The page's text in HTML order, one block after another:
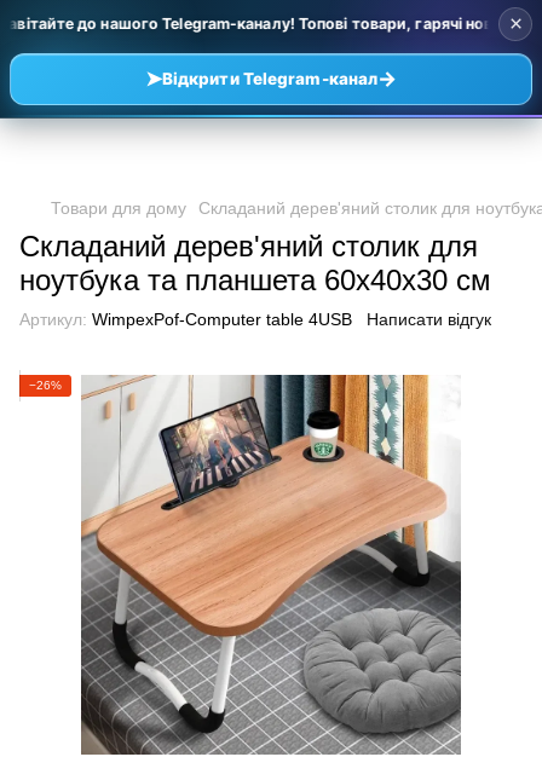
до нашого Telegram-каналу! Топові товари, гарячі новинки
➤Відкрити Telegram-канал→
×
Товари для дому Складаний дерев'яний столик для
Складаний дерев'яний столик для
ноутбука та планшета 60х40х30 см
Артикул: WimpexPof-Computer table 4USB Написати відгук
−26%